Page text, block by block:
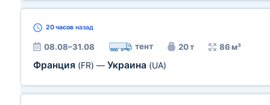
20 часов назад
08.08–31.08 тент 20 т 86 м³
Франция (FR) — Украина (UA)